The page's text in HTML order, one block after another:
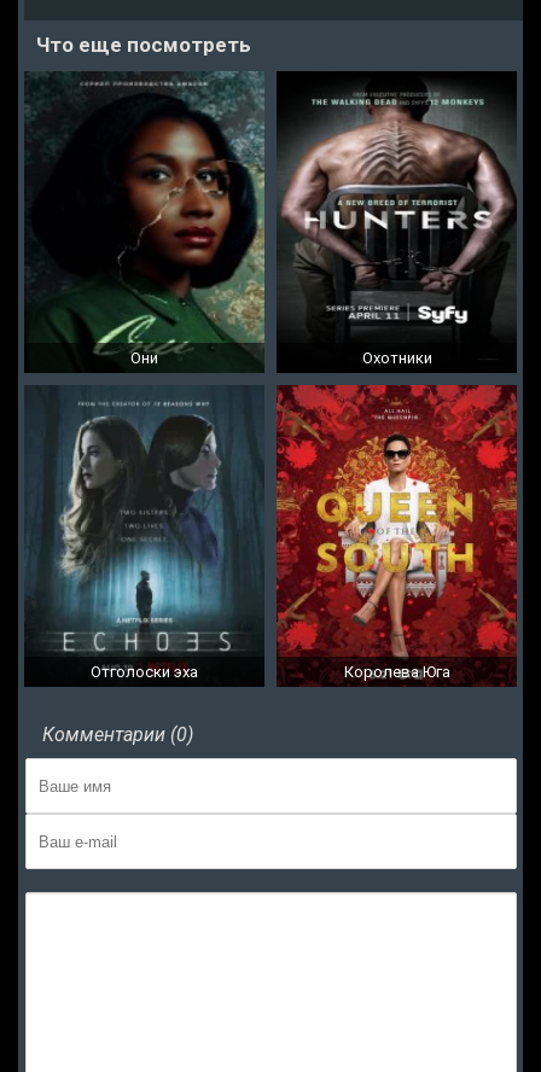
Что еще посмотреть
Они Охотники
Отголоски эха Королева Юга
Комментарии (0)